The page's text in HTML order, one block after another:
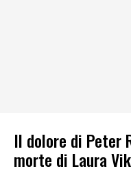
Il dolore di Peter
morte di Laura